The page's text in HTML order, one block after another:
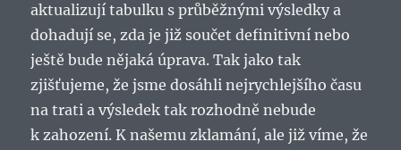
aktualizují tabulku s průběžnými výsledky a
dohadují se, zda je již součet definitivní nebo
ještě bude nějaká úprava. Tak jako tak
zjišťujeme, že jsme dosáhli nejrychlejšího času
na trati a výsledek tak rozhodně nebude
k zahození. K našemu zklamání, ale již víme, že